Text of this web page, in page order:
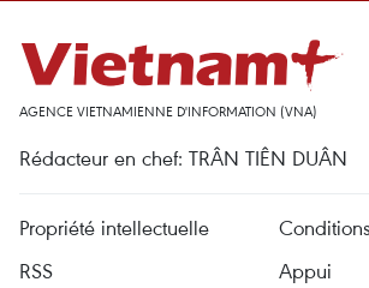
AGENCE VIETNAMIENNE D'INFORMATION (VNA)
Rédacteur en chef: TRÂN TIÊN DUÂN
Propriété intellectuelle
RSS
Appui